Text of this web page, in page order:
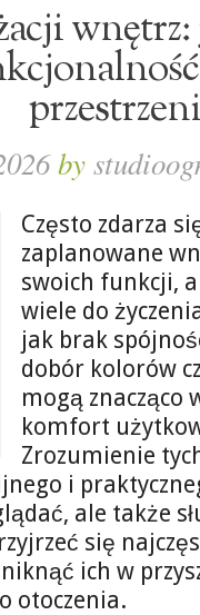
przestrzeni
by
Często zdarza
zaplanowane
swoich funkcji,
wiele do
jak brak
dobór kolorów
mogą znacząco
komfort
Zrozumienie
i
ale także
się
ich w
otoczenia.